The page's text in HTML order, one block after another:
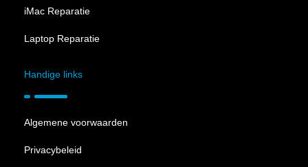
iMac Reparatie
Laptop Reparatie
Handige links
Algemene voorwaarden
Privacybeleid